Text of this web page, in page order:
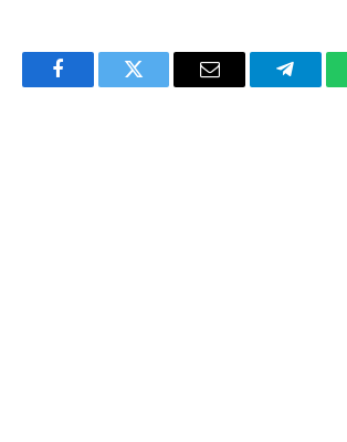
FacebookTwitter Email